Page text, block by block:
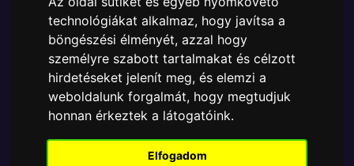
technológiákat alkalmaz, hogy javítsa a
böngészési élményét, azzal hogy
személyre szabott tartalmakat és célzott
hirdetéseket jelenít meg, és elemzi a
weboldalunk forgalmát, hogy megtudjuk
honnan érkeztek a látogatóink.
Elfogadom
terméke a Funko - Naruto Shippuden Sasuke Curse
Mark Exclusive gyűjtői vinyl karakter, amely ablakos
csomagolásban azaz - POP In a Box - várja új
gazdáját.
TOVÁBB A VÁSÁRLÁSRA